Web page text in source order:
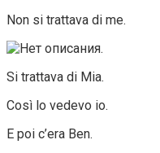
Non si trattava di me.
Si trattava di Mia.
Così lo vedevo io.
E poi c’era Ben.